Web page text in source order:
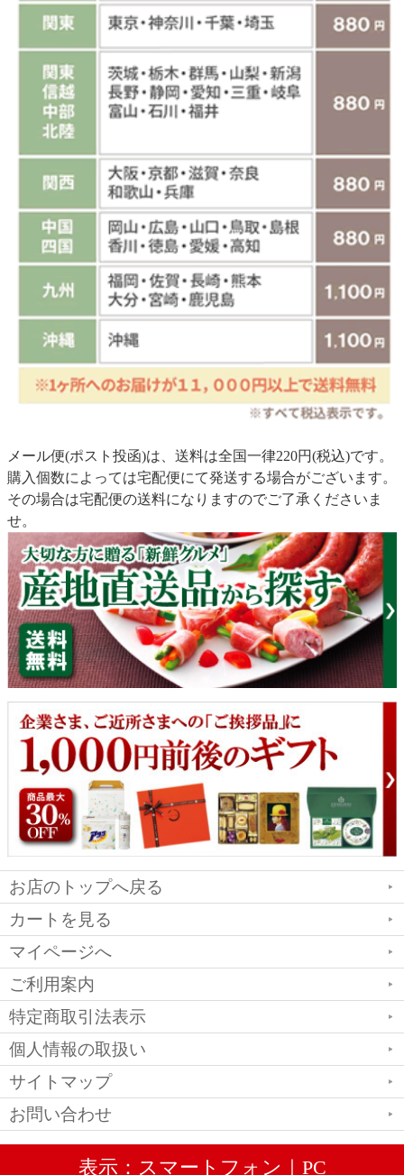
メール便(ポスト投函)は、送料は全国一律220円(税込)です。
購入個数によっては宅配便にて発送する場合がございます。
その場合は宅配便の送料になりますのでご了承くださいま
せ。
お店のトップへ戻る
カートを見る
マイページへ
ご利用案内
特定商取引法表示
個人情報の取扱い
サイトマップ
お問い合わせ
表示：スマートフォン｜ PC